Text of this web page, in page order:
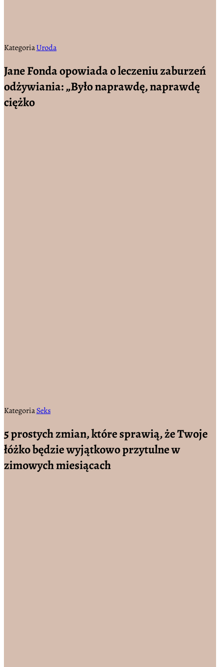
KategoriaUroda
Jane Fonda opowiada o leczeniu zaburzeń
odżywiania: „Było naprawdę, naprawdę
ciężko
KategoriaSeks
5 prostych zmian, które sprawią, że Twoje
łóżko będzie wyjątkowo przytulne w
zimowych miesiącach